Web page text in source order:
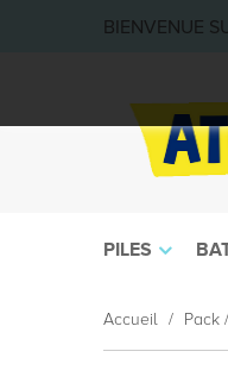
BIENVENUE
PILES
Accueil Pack